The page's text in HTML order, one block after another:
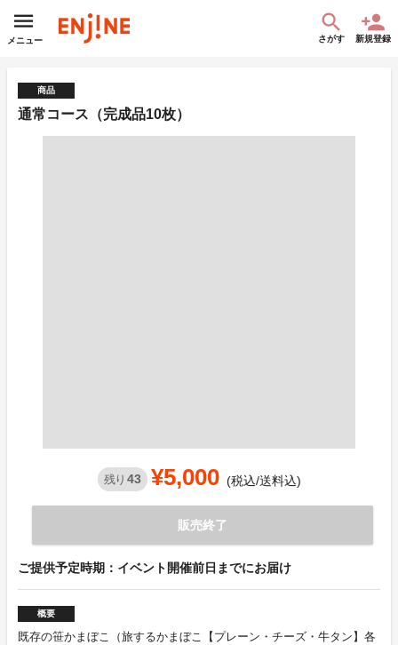
メニュー さがす 新規登録
商品
通常コース（完成品10枚）
残り 43 ¥5,000 (税込/送料込)
販売終了
ご提供予定時期：イベント開催前日までにお届け
概要
既存の笹かまぼこ（旅するかまぼこ【プレーン・チーズ・牛タン】各